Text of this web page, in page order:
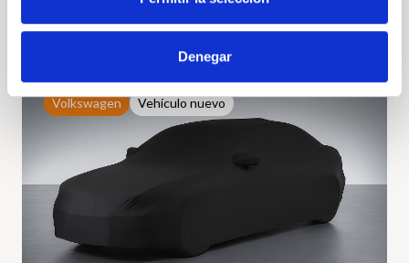
Denegar
Volkswagen Vehículo nuevo